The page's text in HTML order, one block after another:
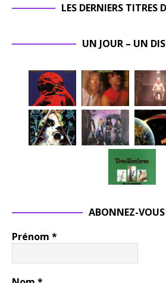
LES DERNIERS TITRES
UN JOUR – UN
ABONNEZ-VOUS
Prénom *